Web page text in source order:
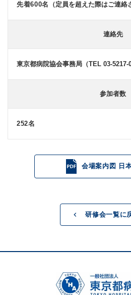
先着600名 （定員を超えた際はご連絡
連絡先
東京都病院協会事務局（TEL 03-5217-
参加者数
252名
会場案内図 日
研修会一覧に